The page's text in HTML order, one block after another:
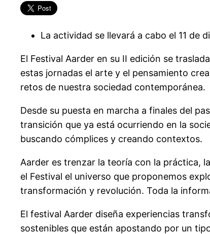
La actividad se llevará a cabo el 11 de
El Festival Aarder en su II edición se
estas jornadas el arte y el pensamiento
retos de nuestra sociedad contemporánea.
Desde su puesta en marcha a finales del
transición que ya está ocurriendo en la
buscando cómplices y creando contextos.
Aarder es trenzar la teoría con la práctica,
el Festival el universo que proponemos
transformación y revolución. Toda la
El festival Aarder diseña experiencias
sostenibles que están apostando por un